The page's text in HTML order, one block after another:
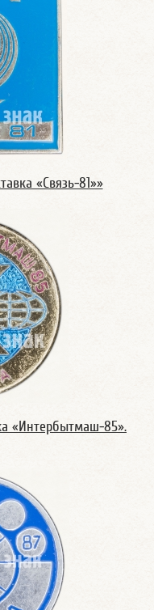
«Связь-81»»
«Интербытмаш-85».